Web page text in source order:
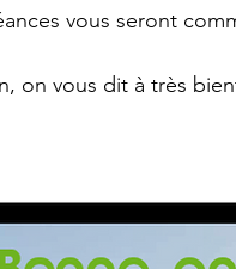
vous seront
on vous dit à très